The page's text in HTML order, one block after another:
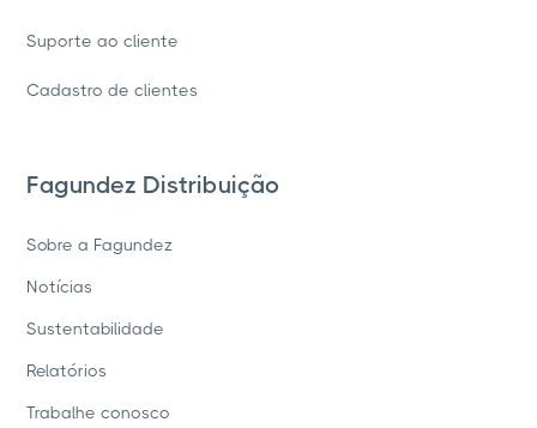
Suporte ao cliente
Cadastro de clientes
Fagundez Distribuição
Sobre a Fagundez
Notícias
Sustentabilidade
Relatórios
Trabalhe conosco